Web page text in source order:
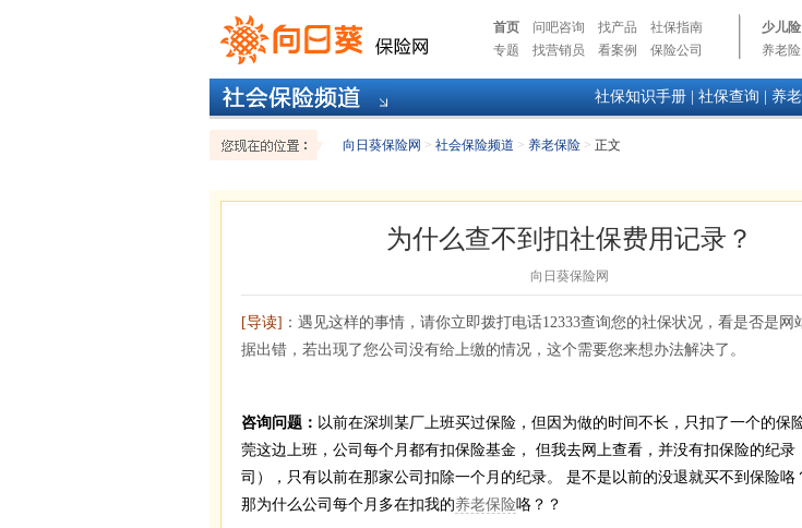
首页 问吧咨询 找产品
社保指南
专题
找营销员 看案例 保险公司
少儿险
养老险
社保知识手册 社保查询 养
向日葵保险网 > 社会保险频道 > 养老保险 > 正文
为什么查不到扣社保费用记录？
向日葵保险网
[导读] ：遇见这样的事情，请你立即拨打电话12333查询您的社保状况，看是否是网
据出错，若出现了您公司没有给上缴的情况，这个需要您来想办法解决了。
咨询问题： 以前在深圳某厂上班买过保险，但因为做的时间不长，只扣了一个的保
莞这边上班，公司每个月都有扣保险基金， 但我去网上查看，并没有扣保险的纪录
司），只有以前在那家公司扣除一个月的纪录。 是不是以前的没退就买不到保险咯
那为什么公司每个月多在扣我的养老保险咯？？